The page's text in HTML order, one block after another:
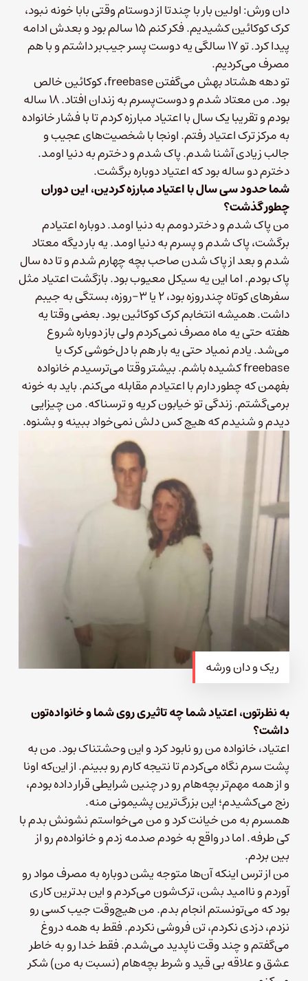
دان ورش: اولین بار با چندتا از دوستام وقتی بابا خونه نبود،
کرک کوکائین کشیدیم. فکر کنم ۱۵ سالم بود و بعدش ادامه
پیدا کرد. تو ۱۷ سالگی یه دوست پسر جیب‌بر داشتم و با هم
مصرف می‌کردیم.
تو دهه هشتاد بهش می‌گفتن freebase، کوکائین خالص
بود. من معتاد شدم و دوست‌پسرم به زندان افتاد. ۱۸ ساله
بودم و تقریبا یک سال با اعتیاد مبارزه کردم تا با فشار خانواده
به مرکز ترک اعتیاد رفتم. اونجا با شخصیت‌های عجیب و
جالب زیادی آشنا شدم. پاک شدم و دخترم به دنیا اومد.
دخترم دو ساله بود که اعتیاد دوباره برگشت.
شما حدود سی سال با اعتیاد مبارزه کردین، این دوران
چطور گذشت؟
من پاک شدم و دختر دومم به دنیا اومد. دوباره اعتیادم
برگشت، پاک شدم و پسرم به دنیا اومد. یه بار دیگه معتاد
شدم و بعد از پاک شدن صاحب بچه چهارم شدم و تا ده سال
پاک بودم. اما این یه سیکل معیوب بود. بازگشت اعتیاد مثل
سفرهای کوتاه چندروزه بود، ۲ یا ۳-روزه، بستگی به جیبم
داشت. همیشه انتخابم کرک کوکائین بود. بعضی وقتا یه
هفته حتی یه ماه مصرف نمی‌کردم ولی باز دوباره شروع
می‌شد. یادم نمیاد حتی یه بار هم با دل‌خوشی کرک یا
freebase کشیده باشم. بیشتر وقتا می‌ترسیدم خانواده
بفهمن که چطور دارم با اعتیادم مقابله می‌کنم. باید به خونه
برمی‌گشتم. زندگی تو خیابون کریه و ترسناکه. من چیزایی
دیدم و شنیدم که هیچ کس دلش نمی‌خواد ببینه و بشنوه.
ریک و دان ورشه
به نظرتون، اعتیاد شما چه تاثیری روی شما و خانواده‌تون
داشت؟
اعتیاد، خانواده من رو نابود کرد و این وحشتناک بود. من به
پشت سرم نگاه می‌کردم تا نتیجه کارم رو ببینم. از این‌که اونا
و از همه مهم‌تر بچه‌هام رو در چنین شرایطی قرار داده بودم،
رنج می‌کشیدم؛ این بزرگ‌ترین پشیمونی منه.
همسرم به من خیانت کرد و من می‌خواستم نشونش بدم با
کی طرفه. اما در واقع به خودم صدمه زدم و خانواده‌م رو از
بین بردم.
من از ترس اینکه آن‌ها متوجه یشن دوباره به مصرف مواد رو
آوردم و ناامید بشن، ترک‌شون می‌کردم و این بدترین کاری
بود که می‌تونستم انجام بدم. من هیچ‌وقت جیب کسی رو
نزدم، دزدی نکردم، تن فروشی نکردم. فقط به همه دروغ
می‌گفتم و چند وقت ناپدید می‌شدم. فقط خدا رو به خاطر
عشق و علاقه بی قید و شرط بچه‌هام (نسبت به من) شکر